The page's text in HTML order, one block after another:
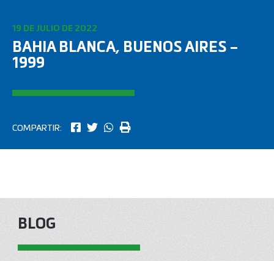
19 DE JULIO DE 2022
BAHIA BLANCA, BUENOS AIRES –
1999
COMPARTIR:
BLOG